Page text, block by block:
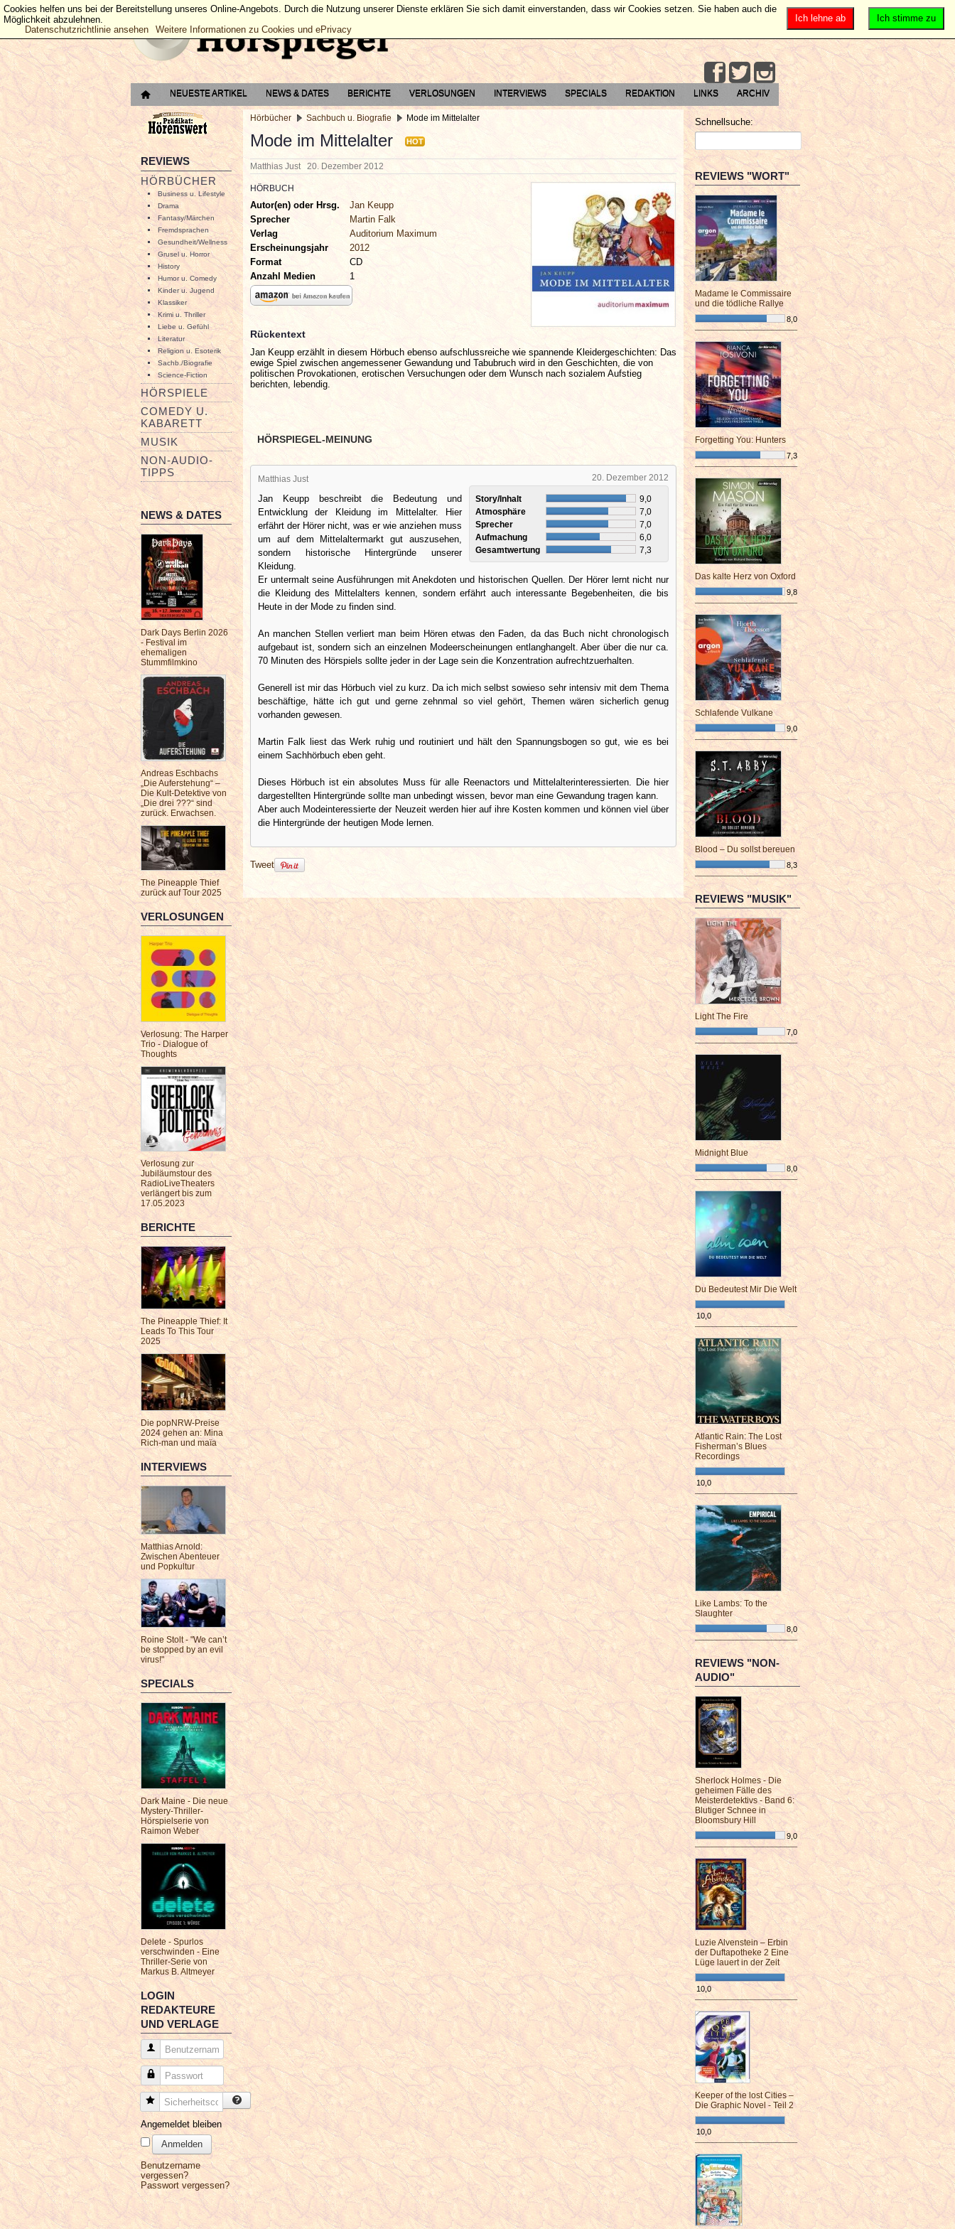
NEUESTE ARTIKEL NEWS & DATES BERICHTE VERLOSUNGEN INTERVIEWS SPECIALS REDAKTION LINKS ARCHIV
REVIEWS
HÖRBÜCHER
Business u. Lifestyle
Drama
Fantasy/Märchen
Fremdsprachen
Gesundheit/Wellness
Grusel u. Horror
History
Humor u. Comedy
Kinder u. Jugend
Klassiker
Krimi u. Thriller
Liebe u. Gefühl
Literatur
Religion u. Esoterik
Sachb./Biografie
Science-Fiction
HÖRSPIELE
COMEDY U.
KABARETT
MUSIK
NON-AUDIO-
TIPPS
NEWS & DATES
Dark Days Berlin 2026
- Festival im
ehemaligen
Stummfilmkino
Andreas Eschbachs
„Die Auferstehung“ –
Die Kult-Detektive von
„Die drei ???“ sind
zurück. Erwachsen.
The Pineapple Thief
zurück auf Tour 2025
VERLOSUNGEN
Verlosung: The Harper
Trio - Dialogue of
Thoughts
Verlosung zur
Jubiläumstour des
RadioLiveTheaters
verlängert bis zum
17.05.2023
BERICHTE
The Pineapple Thief: It
Leads To This Tour
2025
Die popNRW-Preise
2024 gehen an: Mina
Rich-man und maïa
INTERVIEWS
Matthias Arnold:
Zwischen Abenteuer
und Popkultur
Roine Stolt - "We can’t
be stopped by an evil
virus!"
SPECIALS
Dark Maine - Die neue
Mystery-Thriller-
Hörspielserie von
Raimon Weber
Delete - Spurlos
verschwinden - Eine
Thriller-Serie von
Markus B. Altmeyer
LOGIN
REDAKTEURE
UND VERLAGE
Benutzername
Passwort
Sicherheitscode
Angemeldet bleiben
Anmelden
Benutzername
vergessen?
Passwort vergessen?
Hörbücher Sachbuch u. Biografie Mode im Mittelalter
Mode im Mittelalter HOT
Matthias Just 20. Dezember 2012
HÖRBUCH
Autor(en) oder Hrsg.
Jan Keupp
Sprecher
Martin Falk
Verlag
Auditorium Maximum
Erscheinungsjahr
2012
Format
CD
Anzahl Medien
1
Rückentext
Jan Keupp erzählt in diesem Hörbuch ebenso aufschlussreiche wie spannende Kleidergeschichten: Das
ewige Spiel zwischen angemessener Gewandung und Tabubruch wird in den Geschichten, die von
politischen Provokationen, erotischen Versuchungen oder dem Wunsch nach sozialem Aufstieg
berichten, lebendig.
HÖRSPIEGEL-MEINUNG
20. Dezember 2012
Matthias Just
Story/Inhalt
9,0
Atmosphäre
7,0
Sprecher
7,0
Aufmachung
6,0
Gesamtwertung
7,3
Jan Keupp beschreibt die Bedeutung und
Entwicklung der Kleidung im Mittelalter. Hier
erfährt der Hörer nicht, was er wie anziehen muss
um auf dem Mittelaltermarkt gut auszusehen,
sondern historische Hintergründe unserer
Kleidung.
Er untermalt seine Ausführungen mit Anekdoten und historischen Quellen. Der Hörer lernt nicht nur
die Kleidung des Mittelalters kennen, sondern erfährt auch interessante Begebenheiten, die bis
Heute in der Mode zu finden sind.
An manchen Stellen verliert man beim Hören etwas den Faden, da das Buch nicht chronologisch
aufgebaut ist, sondern sich an einzelnen Modeerscheinungen entlanghangelt. Aber über die nur ca.
70 Minuten des Hörspiels sollte jeder in der Lage sein die Konzentration aufrechtzuerhalten.
Generell ist mir das Hörbuch viel zu kurz. Da ich mich selbst sowieso sehr intensiv mit dem Thema
beschäftige, hätte ich gut und gerne zehnmal so viel gehört, Themen wären sicherlich genug
vorhanden gewesen.
Martin Falk liest das Werk ruhig und routiniert und hält den Spannungsbogen so gut, wie es bei
einem Sachhörbuch eben geht.
Dieses Hörbuch ist ein absolutes Muss für alle Reenactors und Mittelalterinteressierten. Die hier
dargestellten Hintergründe sollte man unbedingt wissen, bevor man eine Gewandung tragen kann.
Aber auch Modeinteressierte der Neuzeit werden hier auf ihre Kosten kommen und können viel über
die Hintergründe der heutigen Mode lernen.
Tweet
Schnellsuche:
REVIEWS "WORT"
Madame le Commissaire
und die tödliche Rallye
8,0
¯¯¯¯¯¯¯¯¯¯¯¯¯¯¯¯¯¯¯¯¯¯¯¯
Forgetting You: Hunters
7,3
¯¯¯¯¯¯¯¯¯¯¯¯¯¯¯¯¯¯¯¯¯¯¯¯
Das kalte Herz von Oxford
9,8
¯¯¯¯¯¯¯¯¯¯¯¯¯¯¯¯¯¯¯¯¯¯¯¯
Schlafende Vulkane
9,0
¯¯¯¯¯¯¯¯¯¯¯¯¯¯¯¯¯¯¯¯¯¯¯¯
Blood – Du sollst bereuen
8,3
¯¯¯¯¯¯¯¯¯¯¯¯¯¯¯¯¯¯¯¯¯¯¯¯
REVIEWS "MUSIK"
Light The Fire
7,0
¯¯¯¯¯¯¯¯¯¯¯¯¯¯¯¯¯¯¯¯¯¯¯¯
Midnight Blue
8,0
¯¯¯¯¯¯¯¯¯¯¯¯¯¯¯¯¯¯¯¯¯¯¯¯
Du Bedeutest Mir Die Welt
10,0
¯¯¯¯¯¯¯¯¯¯¯¯¯¯¯¯¯¯¯¯¯¯¯¯
Atlantic Rain: The Lost
Fisherman’s Blues
Recordings
10,0
¯¯¯¯¯¯¯¯¯¯¯¯¯¯¯¯¯¯¯¯¯¯¯¯
Like Lambs: To the
Slaughter
8,0
¯¯¯¯¯¯¯¯¯¯¯¯¯¯¯¯¯¯¯¯¯¯¯¯
REVIEWS "NON-
AUDIO"
Sherlock Holmes - Die
geheimen Fälle des
Meisterdetektivs - Band 6:
Blutiger Schnee in
Bloomsbury Hill
9,0
¯¯¯¯¯¯¯¯¯¯¯¯¯¯¯¯¯¯¯¯¯¯¯¯
Luzie Alvenstein – Erbin
der Duftapotheke 2 Eine
Lüge lauert in der Zeit
10,0
¯¯¯¯¯¯¯¯¯¯¯¯¯¯¯¯¯¯¯¯¯¯¯¯
Keeper of the lost Cities –
Die Graphic Novel - Teil 2
10,0
¯¯¯¯¯¯¯¯¯¯¯¯¯¯¯¯¯¯¯¯¯¯¯¯
Ich stimme zu
Ich lehne ab
Cookies helfen uns bei der Bereitstellung unseres Online-Angebots. Durch die Nutzung unserer Dienste erklären Sie sich damit einverstanden, dass wir Cookies setzen. Sie haben auch die
Möglichkeit abzulehnen.
Datenschutzrichtlinie ansehen
Weitere Informationen zu Cookies und ePrivacy